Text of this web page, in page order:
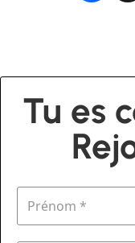
Tu es